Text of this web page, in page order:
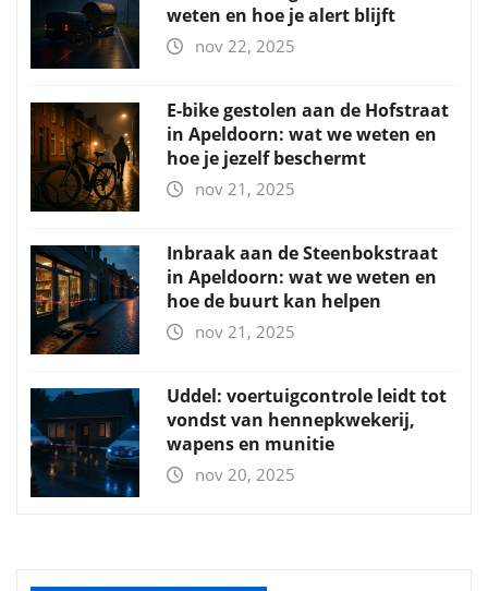
weten en hoe je alert blijft
nov 22, 2025
E-bike gestolen aan de Hofstraat
in Apeldoorn: wat we weten en
hoe je jezelf beschermt
nov 21, 2025
Inbraak aan de Steenbokstraat
in Apeldoorn: wat we weten en
hoe de buurt kan helpen
nov 21, 2025
Uddel: voertuigcontrole leidt tot
vondst van hennepkwekerij,
wapens en munitie
nov 20, 2025